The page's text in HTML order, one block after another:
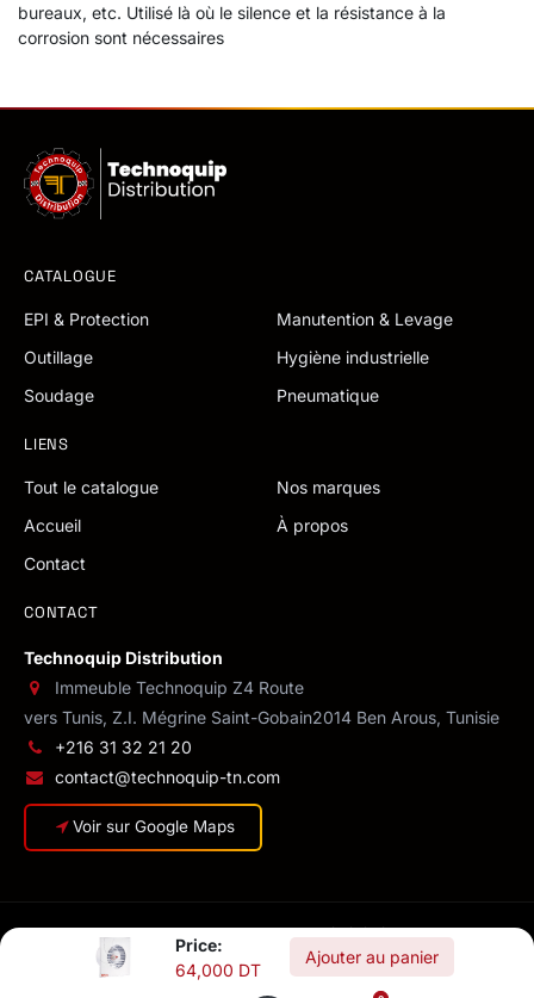
Price:
64,000 DT
Ajouter au panier
bureaux, etc. Utilisé là où le silence et la résistance à la
corrosion sont nécessaires
CATALOGUE
EPI & Protection
Manutention & Levage
Outillage
Hygiène industrielle
Soudage
Pneumatique
LIENS
Tout le catalogue
Nos marques
Accueil
À propos
Contact
CONTACT
Technoquip Distribution
Immeuble Technoquip Z4 Route
vers Tunis, Z.I. Mégrine Saint-Gobain2014 Ben Arous, Tunisie
+216 31 32 21 20
contact@technoquip-tn.com
Voir sur Google Maps
© 2026 Technoquip Distribution · MF 1293714/M/A/M/000
Confidentialité· Conditions de livraison· Mentions légales